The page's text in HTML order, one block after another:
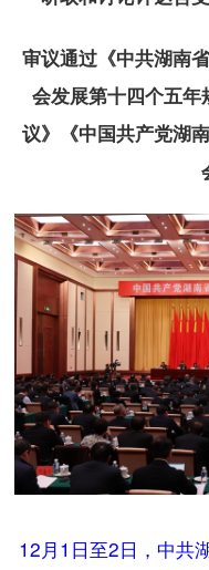
审议通过《中共湖南
会发展第十四个五
议》《中国共产党湖
​12月1日至2日，中共